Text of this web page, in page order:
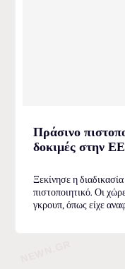
Πράσινο
δοκιμές στην ΕΕ
Ξεκίνησε η
πιστοποιητικό. Οι
γκρουπ, όπως είχε